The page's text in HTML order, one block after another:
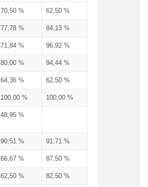
70,50 % 62,50 %
77,78 % 84,13 %
71,84 % 96,92 %
80,00 % 94,44 %
64,36 % 62,50 %
100,00 % 100,00 %
48,95 %
90,51 % 91,71 %
66,67 % 87,50 %
62,50 % 82,50 %